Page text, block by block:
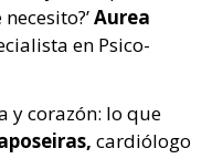
Aurea
en Psico-
y corazón: lo que
cardiólogo